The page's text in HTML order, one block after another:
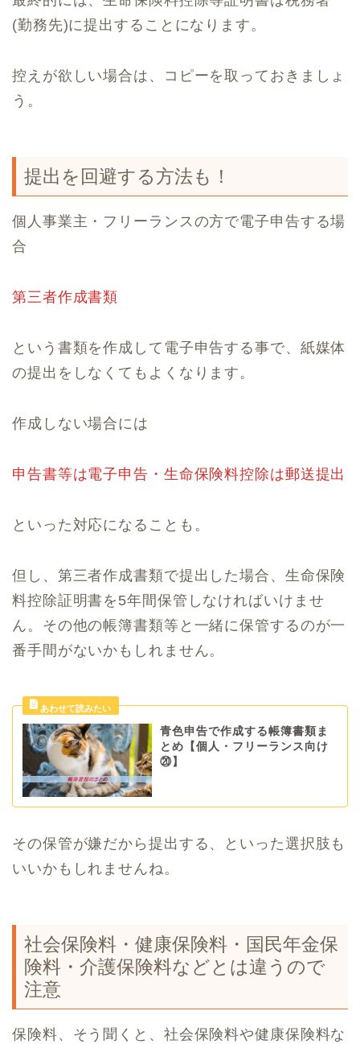
(勤務先)に提出することになります。
控えが欲しい場合は、コピーを取っておきましょ
う。
提出を回避する方法も！
個人事業主・フリーランスの方で電子申告する場
合
第三者作成書類
という書類を作成して電子申告する事で、紙媒体
の提出をしなくてもよくなります。
作成しない場合には
申告書等は電子申告・生命保険料控除は郵送提出
といった対応になることも。
但し、第三者作成書類で提出した場合、生命保険
料控除証明書を5年間保管しなければいけませ
ん。その他の帳簿書類等と一緒に保管するのが一
番手間がないかもしれません。
青色申告で作成する帳簿書類ま
とめ【個人・フリーランス向け
⑳】
その保管が嫌だから提出する、といった選択肢も
いいかもしれませんね。
社会保険料・健康保険料・国民年金保
険料・介護保険料などとは違うので
注意
保険料、そう聞くと、社会保険料や健康保険料な